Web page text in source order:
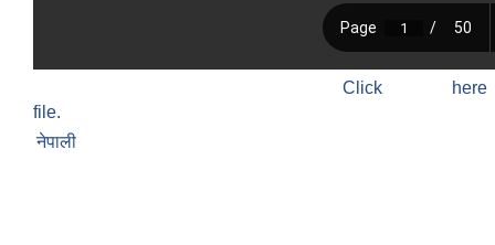
Click
file.
नेपाली